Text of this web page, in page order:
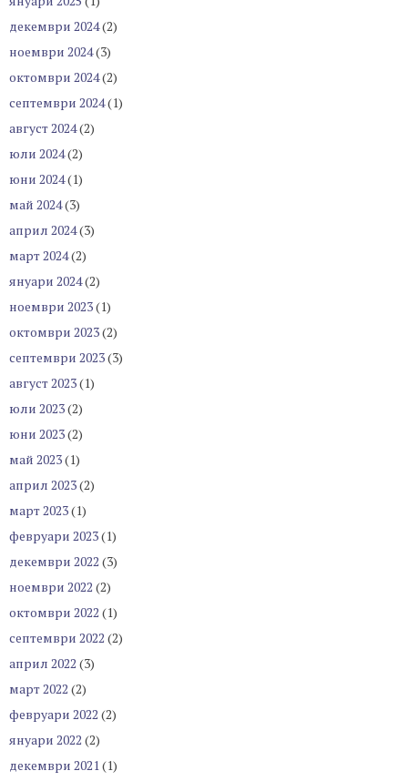
декември 2024(2)
ноември 2024(3)
октомври 2024(2)
септември 2024(1)
август 2024(2)
юли 2024(2)
юни 2024(1)
май 2024(3)
април 2024(3)
март 2024(2)
януари 2024(2)
ноември 2023(1)
октомври 2023(2)
септември 2023(3)
август 2023(1)
юли 2023(2)
юни 2023(2)
май 2023(1)
април 2023(2)
март 2023(1)
февруари 2023(1)
декември 2022 (3)
ноември 2022 (2)
октомври 2022 (1)
септември 2022 (2)
април 2022 (3)
март 2022 (2)
февруари 2022 (2)
януари 2022 (2)
декември 2021(1)